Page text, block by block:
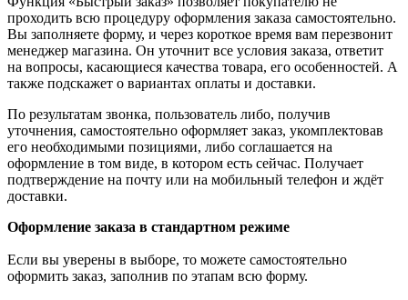
проходить всю процедуру оформления заказа самостоятельно.
Вы заполняете форму, и через короткое время вам перезвонит
менеджер магазина. Он уточнит все условия заказа, ответит
на вопросы, касающиеся качества товара, его особенностей. А
также подскажет о вариантах оплаты и доставки.
По результатам звонка, пользователь либо, получив
уточнения, самостоятельно оформляет заказ, укомплектовав
его необходимыми позициями, либо соглашается на
оформление в том виде, в котором есть сейчас. Получает
подтверждение на почту или на мобильный телефон и ждёт
доставки.
Оформление заказа в стандартном режиме
Если вы уверены в выборе, то можете самостоятельно
оформить заказ, заполнив по этапам всю форму.